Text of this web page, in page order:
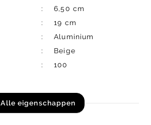
6,50 cm
19 cm
Aluminium
Beige
100
Alle eigenschappen